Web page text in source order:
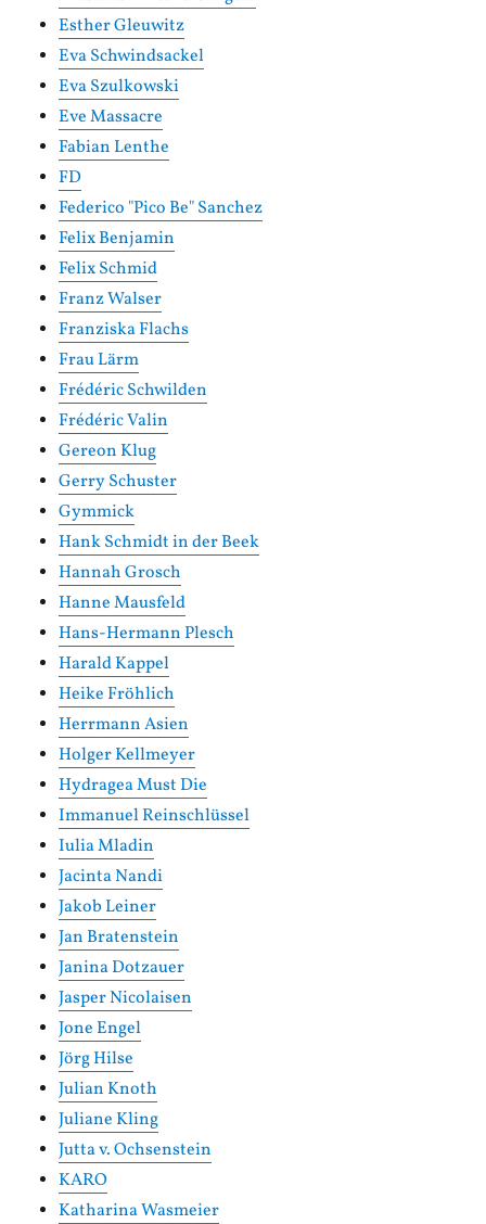
Esther Gleuwitz
Eva Schwindsackel
Eva Szulkowski
Eve Massacre
Fabian Lenthe
FD
Federico "Pico Be" Sanchez
Felix Benjamin
Felix Schmid
Franz Walser
Franziska Flachs
Frau Lärm
Frédéric Schwilden
Frédéric Valin
Gereon Klug
Gerry Schuster
Gymmick
Hank Schmidt in der Beek
Hannah Grosch
Hanne Mausfeld
Hans-Hermann Plesch
Harald Kappel
Heike Fröhlich
Herrmann Asien
Holger Kellmeyer
Hydragea Must Die
Immanuel Reinschlüssel
Iulia Mladin
Jacinta Nandi
Jakob Leiner
Jan Bratenstein
Janina Dotzauer
Jasper Nicolaisen
Jone Engel
Jörg Hilse
Julian Knoth
Juliane Kling
Jutta v. Ochsenstein
KARO
Katharina Wasmeier